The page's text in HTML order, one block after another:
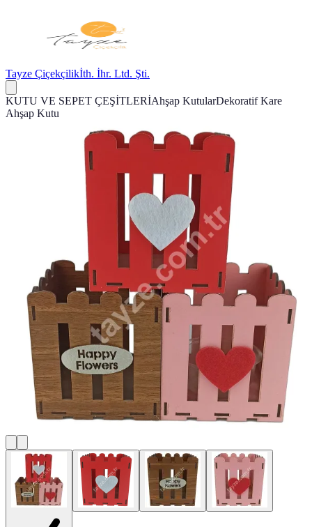
Tayze Çiçekçilikİth. İhr. Ltd. Şti.
KUTU VE SEPET ÇEŞİTLERİAhşap KutularDekoratif Kare
Ahşap Kutu